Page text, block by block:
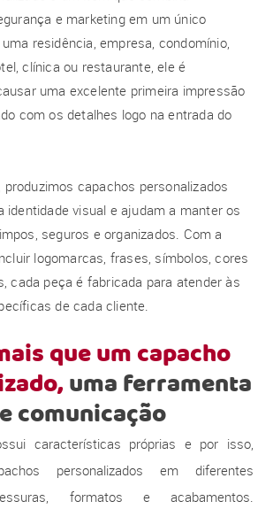
e marketing em um único
residência, empresa, condomínio,
clínica ou restaurante, ele é
uma excelente primeira impressão
com os detalhes logo na entrada do
produzimos capachos personalizados
identidade visual e ajudam a manter os
seguros e organizados. Com a
logomarcas, frases, símbolos, cores
cada peça é fabricada para atender às
de cada cliente.
que um capacho
uma ferramenta
comunicação
características próprias e por isso,
personalizados em diferentes
formatos e acabamentos.